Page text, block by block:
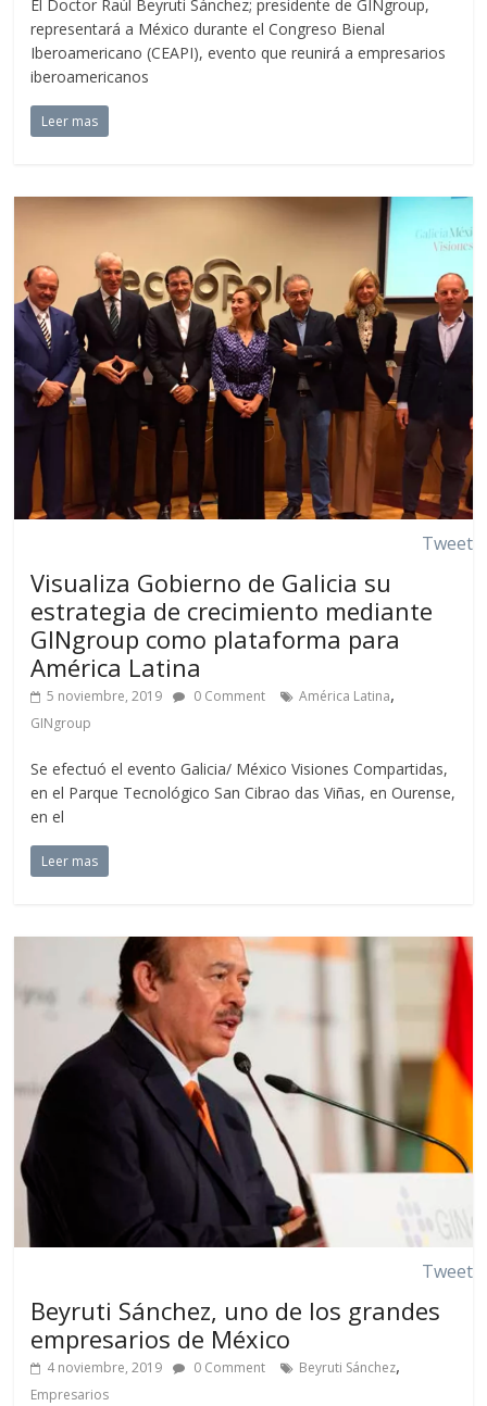
El Doctor Raúl Beyruti Sánchez; presidente de GINgroup,
representará a México durante el Congreso Bienal
Iberoamericano (CEAPI), evento que reunirá a empresarios
iberoamericanos
Leer mas
Tweet
Visualiza Gobierno de Galicia su
estrategia de crecimiento mediante
GINgroup como plataforma para
América Latina
5 noviembre, 2019 0 Comment América Latina,
GINgroup
Se efectuó el evento Galicia/ México Visiones Compartidas,
en el Parque Tecnológico San Cibrao das Viñas, en Ourense,
en el
Leer mas
Tweet
Beyruti Sánchez, uno de los grandes
empresarios de México
4 noviembre, 2019 0 Comment Beyruti Sánchez,
Empresarios